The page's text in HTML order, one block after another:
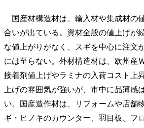
国産材構造材は、輸入材や集成材の
合いが出ている。資材全般の値上げが
な値上がりがなく、スギを中心に注文
には至らない。外材構造材は、欧州産
接着剤値上げやラミナの入荷コスト上
上げの雰囲気が強いが、市中に品薄感
い。国産造作材は、リフォームや店舗
ギ・ヒノキのカウンター、羽目板、フ